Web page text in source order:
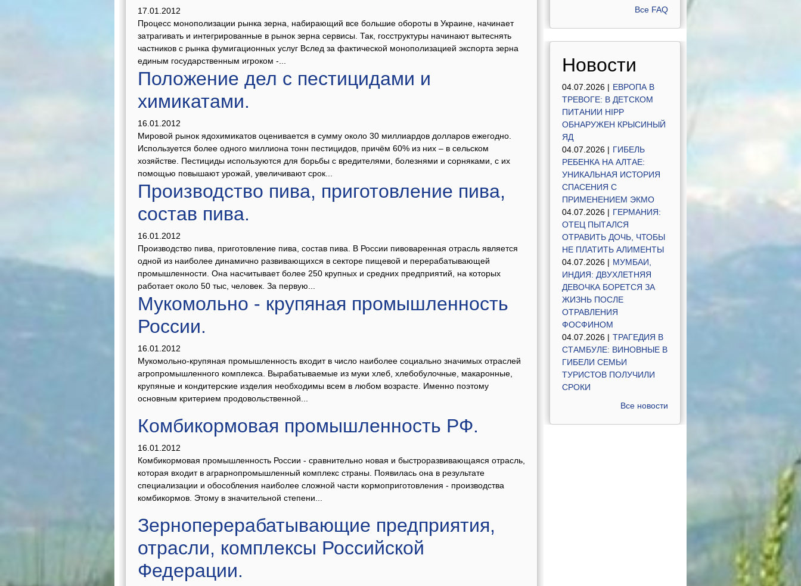
17.01.2012
Процесс монополизации рынка зерна, набирающий все большие обороты в Украине, начинает
затрагивать и интегрированные в рынок зерна сервисы. Так, госструктуры начинают вытеснять
частников с рынка фумигационных услуг Вслед за фактической монополизацией экспорта зерна
единым государственным игроком -...
Положение дел с пестицидами и
химикатами.
16.01.2012
Мировой рынок ядохимикатов оценивается в сумму около 30 миллиардов долларов ежегодно.
Используется более одного миллиона тонн пестицидов, причём 60% из них – в сельском
хозяйстве. Пестициды используются для борьбы с вредителями, болезнями и сорняками, с их
помощью повышают урожай, увеличивают срок...
Производство пива, приготовление пива,
состав пива.
16.01.2012
Производство пива, приготовление пива, состав пива. В России пивоваренная отрасль является
одной из наиболее динамично развивающихся в секторе пищевой и перерабатывающей
промышленности. Она насчитывает более 250 крупных и средних предприятий, на которых
работает около 50 тыс, человек. За первую...
Мукомольно - крупяная промышленность
России.
16.01.2012
Мукомольно-крупяная промышленность входит в число наиболее социально значимых отраслей
агропромышленного комплекса. Вырабатываемые из муки хлеб, хлебобулочные, макаронные,
крупяные и кондитерские изделия необходимы всем в любом возрасте. Именно поэтому
основным критерием продовольственной...
Комбикормовая промышленность РФ.
16.01.2012
Комбикормовая промышленность России - сравнительно новая и быстроразвивающаяся отрасль,
которая входит в аграрнопромышленный комплекс страны. Появилась она в результате
специализации и обособления наиболее сложной части кормоприготовления - производства
комбикормов. Этому в значительной степени...
Зерноперерабатывающие предприятия,
отрасли, комплексы Российской
Федерации.
Все FAQ
Новости
04.07.2026 | ЕВРОПА В
ТРЕВОГЕ: В ДЕТСКОМ
ПИТАНИИ HIPP
ОБНАРУЖЕН КРЫСИНЫЙ
ЯД
04.07.2026 | ГИБЕЛЬ
РЕБЕНКА НА АЛТАЕ:
УНИКАЛЬНАЯ ИСТОРИЯ
СПАСЕНИЯ С
ПРИМЕНЕНИЕМ ЭКМО
04.07.2026 | ГЕРМАНИЯ:
ОТЕЦ ПЫТАЛСЯ
ОТРАВИТЬ ДОЧЬ, ЧТОБЫ
НЕ ПЛАТИТЬ АЛИМЕНТЫ
04.07.2026 | МУМБАИ,
ИНДИЯ: ДВУХЛЕТНЯЯ
ДЕВОЧКА БОРЕТСЯ ЗА
ЖИЗНЬ ПОСЛЕ
ОТРАВЛЕНИЯ
ФОСФИНОМ
04.07.2026 | ТРАГЕДИЯ В
СТАМБУЛЕ: ВИНОВНЫЕ В
ГИБЕЛИ СЕМЬИ
ТУРИСТОВ ПОЛУЧИЛИ
СРОКИ
Все новости